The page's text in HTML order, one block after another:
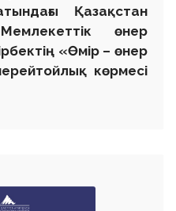
Қазақстан
өнер
«Өмір – өнер
көрмесі